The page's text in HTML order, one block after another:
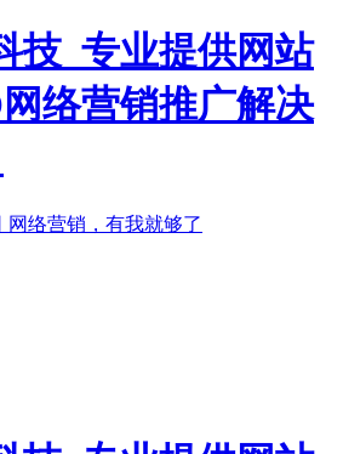
网络营销，有我就够了